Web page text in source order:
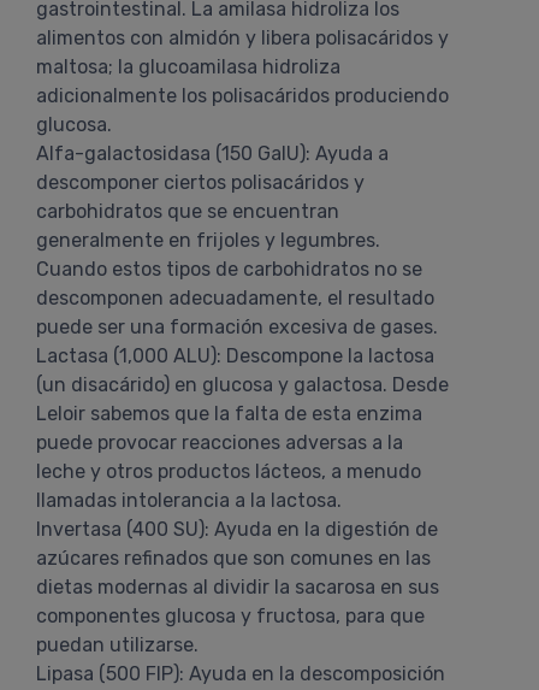
gastrointestinal. La amilasa hidroliza los
alimentos con almidón y libera polisacáridos y
maltosa; la glucoamilasa hidroliza
adicionalmente los polisacáridos produciendo
glucosa.
Alfa-galactosidasa (150 GalU): Ayuda a
descomponer ciertos polisacáridos y
carbohidratos que se encuentran
generalmente en frijoles y legumbres.
Cuando estos tipos de carbohidratos no se
descomponen adecuadamente, el resultado
puede ser una formación excesiva de gases.
Lactasa (1,000 ALU): Descompone la lactosa
(un disacárido) en glucosa y galactosa. Desde
Leloir sabemos que la falta de esta enzima
puede provocar reacciones adversas a la
leche y otros productos lácteos, a menudo
llamadas intolerancia a la lactosa.
Invertasa (400 SU): Ayuda en la digestión de
azúcares refinados que son comunes en las
dietas modernas al dividir la sacarosa en sus
componentes glucosa y fructosa, para que
puedan utilizarse.
Lipasa (500 FIP): Ayuda en la descomposición